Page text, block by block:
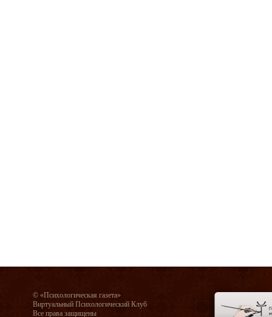
© «Психологическая газета»
Виртуальный Психологический Клуб
Все права защищены